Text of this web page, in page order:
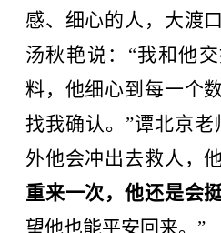
感、细心的人，大渡
汤秋艳说：“我和他
料，他细心到每一个
找我确认。”谭北京老
外他会冲出去救人，
重来一次，他还是会
望他也能平安回来。”